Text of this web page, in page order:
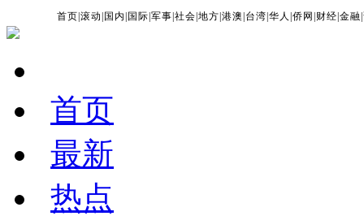
首页 |滚动 国内 国际 |军事 |社会 |地方 |港澳 台湾 |华人 |侨网 财经 |金融 |
首页
最新
热点